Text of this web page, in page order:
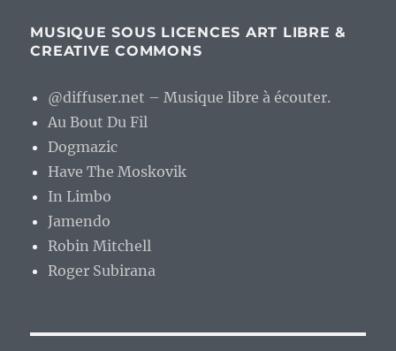
MUSIQUE SOUS LICENCES ART LIBRE &
CREATIVE COMMONS
@diffuser.net – Musique libre à écouter.
Au Bout Du Fil
Dogmazic
Have The Moskovik
In Limbo
Jamendo
Robin Mitchell
Roger Subirana